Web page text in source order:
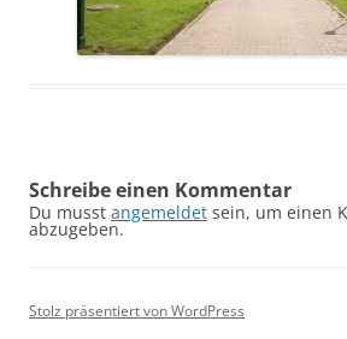
Schreibe einen Kommentar
Du musst angemeldet sein, um einen
abzugeben.
Stolz präsentiert von WordPress